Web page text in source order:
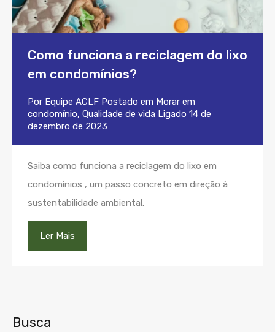
Como funciona a reciclagem do lixo
em condomínios?
Por Equipe ACLF Postado em Morar em
condomínio, Qualidade de vida Ligado 14 de
dezembro de 2023
Saiba como funciona a reciclagem do lixo em
condomínios , um passo concreto em direção à
sustentabilidade ambiental.
Ler Mais
Busca